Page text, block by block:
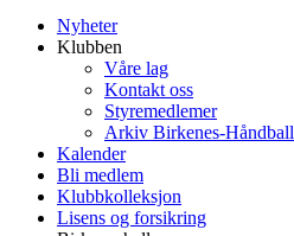
Nyheter
Klubben
Våre lag
Kontakt oss
Styremedlemer
Arkiv Birkenes-Håndball
Kalender
Bli medlem
Klubbkolleksjon
Lisens og forsikring